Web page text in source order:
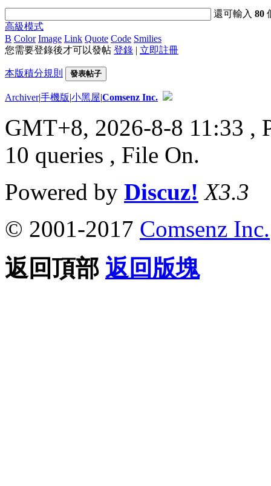
還可輸入80
高級模式
B Color Image Link Quote Code Smilies
您需要登錄後才可以發帖 登錄 | 立即註冊
本版積分規則 發表帖子
Archiver|手機版|小黑屋|Comsenz Inc.
GMT+8, 2026-8-8 11:33 ,
10 queries , File On.
Powered by Discuz! X3.3
© 2001-2017 Comsenz Inc.
返回頂部 返回版塊